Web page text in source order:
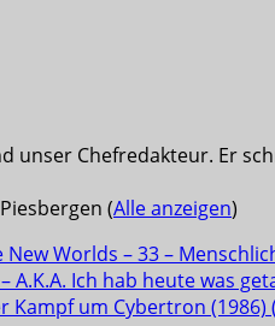
unser Chefredakteur. Er
(Alle anzeigen)
New Worlds – 33 –
– A.K.A. Ich hab heute was
Kampf um Cybertron (1986)